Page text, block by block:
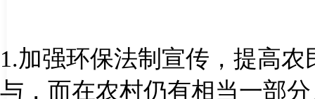
1.加强环保法制宣传，提高
与，而在农村仍有相当一部